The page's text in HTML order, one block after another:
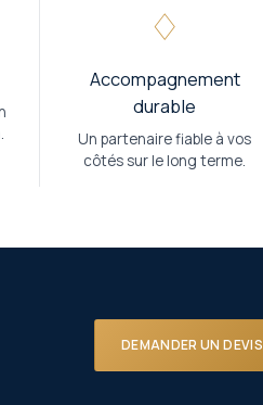
♢
Accompagnement
durable
Un partenaire fiable à vos
côtés sur le long terme.
DEMANDER UN DEVIS